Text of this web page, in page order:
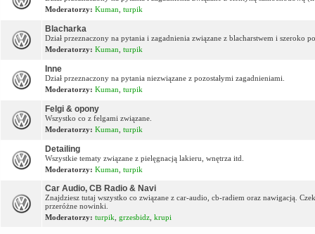
Moderatorzy: Kuman turpik
Blacharka
Dział przeznaczony na pytania i zagadnienia związane z blacharstwem i szeroko
Moderatorzy: Kuman turpik
Inne
Dział przeznaczony na pytania niezwiązane z pozostałymi zagadnieniami.
Moderatorzy: Kuman turpik
Felgi & opony
Wszystko co z felgami związane.
Moderatorzy: Kuman turpik
Detailing
Wszystkie tematy związane z pielęgnacją lakieru, wnętrza itd.
Moderatorzy: Kuman turpik
Car Audio, CB Radio & Navi
Znajdziesz tutaj wszystko co związane z car-audio, cb-radiem oraz nawigacją.
przeróżne nowinki.
Moderatorzy: turpik grzesbidz krupi